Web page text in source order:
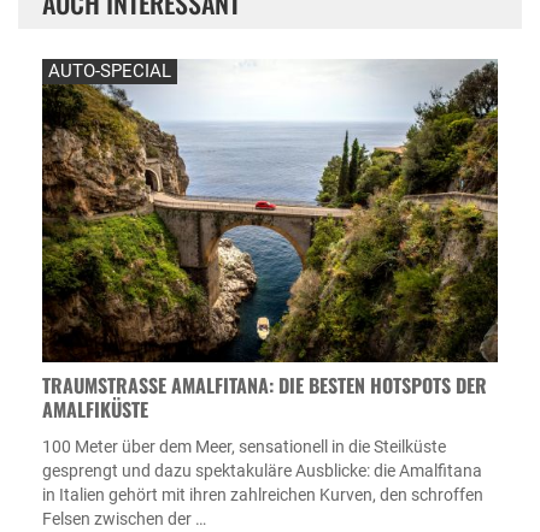
AUTO-SPECIAL
TRAUMSTRASSE AMALFITANA: DIE BESTEN HOTSPOTS DER A
MALFIKÜSTE
100 Meter über dem Meer, sensationell in die Steilküste
gesprengt und dazu spektakuläre Ausblicke: die Amalfitana
in Italien gehört mit ihren zahlreichen Kurven, den schroffen
Felsen zwischen der …